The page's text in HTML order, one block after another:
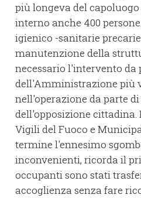
più longeva del
interno anche 400
igienico -sanitarie
manutenzione della
necessario l'intervento da
dell'Amministrazione più
nell'operazione da parte
dell'opposizione cittadina.
Vigili del Fuoco e
termine l'ennesimo
inconvenienti, ricorda il
occupanti sono stati
accoglienza senza fare